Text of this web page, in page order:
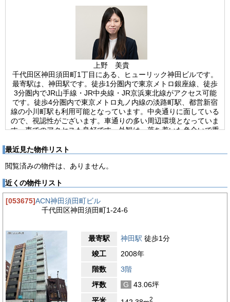
上野 美貴
千代田区神田須田町1丁目にある、ヒューリック神田ビルです。
最寄駅は、神田駅です。徒歩1分圏内で東京メトロ銀座線、徒歩
3分圏内でJR山手線・JR中央線・JR京浜東北線がアクセス可能
です。徒歩4分圏内で東京メトロ丸ノ内線の淡路町駅、都営新宿
線の小川町駅も利用可能となっています。中央通りに面している
ので、視認性がございます。車通りの多い周辺環境となっていま
す。車でのアクセスも良好です。外観は、落ち着いた色合いで重
2008年竣工の新耐震基準を満たした物件です。構造は、鉄筋コ
貸オフィスビルです。エントランスは、白を基調にした清潔感の
ーが2基設置されています。駐車場が16台、機械警備、光ファイ
バーが完備されています。24時間使用可能で、使用時間の制限
はありません。貸室内は、個別空調、OAフロアが完備されてい
ます。トイレは室外で男女別になっています。水回りが室外にあ
【周辺ガイド】
ヒューリック神田ビルは東京都千代田区神田須田町1丁目にある
物件です。最寄り駅は徒歩5分圏内にある東京メトロ銀座線・JR
山手線・JR中央線・JR京浜東北線神田駅、東京メトロ丸ノ内線
淡路町駅、都営地下鉄新宿線小川町駅の3駅と6路線利用可能で
す。徒歩5分圏内に銀行・郵便局・コンビニエンスストアがあり
最近見た物件リスト
閲覧済みの物件は、ありません。
近くの物件リスト
[053675]ACN神田須田町ビル
千代田区神田須田町1-24-6
最寄駅 神田駅 徒歩1分
竣工
2008年
階数
3階
坪数
G
43.06坪
2